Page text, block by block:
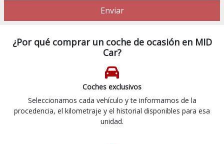
Enviar
¿Por qué comprar un coche de ocasión en MID
Car?
Coches exclusivos
Seleccionamos cada vehículo y te informamos de la
procedencia, el kilometraje y el historial disponibles para esa
unidad.